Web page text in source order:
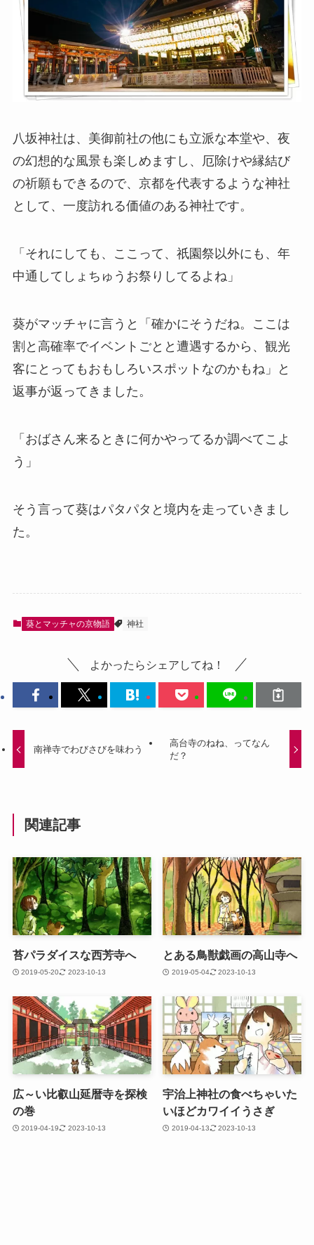
八坂神社は、美御前社の他にも立派な本堂や、夜
の幻想的な風景も楽しめますし、厄除けや縁結び
の祈願もできるので、京都を代表するような神社
として、一度訪れる価値のある神社です。
「それにしても、ここって、祇園祭以外にも、年
中通してしょちゅうお祭りしてるよね」
葵がマッチャに言うと「確かにそうだね。ここは
割と高確率でイベントごとと遭遇するから、観光
客にとってもおもしろいスポットなのかもね」と
返事が返ってきました。
「おばさん来るときに何かやってるか調べてこよ
う」
そう言って葵はパタパタと境内を走っていきまし
た。
葵とマッチャの京物語 神社
よかったらシェアしてね！
南禅寺でわびさびを味わう
高台寺のねね、ってなん
だ？
関連記事
苔パラダイスな西芳寺へ
2019-05-20 2023-10-13
とある鳥獣戯画の高山寺へ
2019-05-04 2023-10-13
広～い比叡山延暦寺を探検
の巻
2019-04-19 2023-10-13
宇治上神社の食べちゃいた
いほどカワイイうさぎ
2019-04-13 2023-10-13